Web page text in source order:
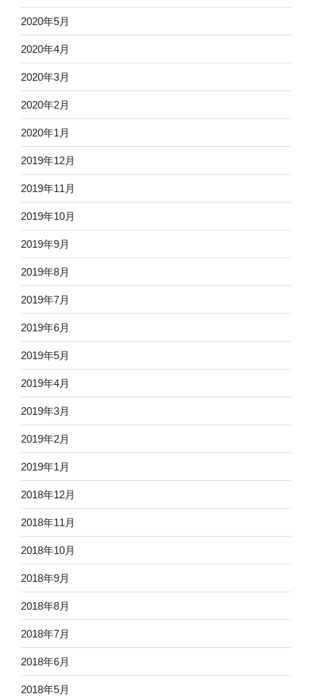
2020年5月
2020年4月
2020年3月
2020年2月
2020年1月
2019年12月
2019年11月
2019年10月
2019年9月
2019年8月
2019年7月
2019年6月
2019年5月
2019年4月
2019年3月
2019年2月
2019年1月
2018年12月
2018年11月
2018年10月
2018年9月
2018年8月
2018年7月
2018年6月
2018年5月